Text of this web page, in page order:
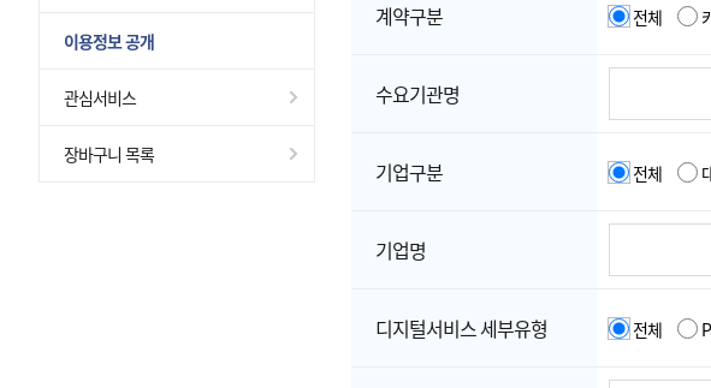
이용정보 공개
관심서비스
장바구니 목록
계약구분 전체
수요기관명
기업구분 전체
기업명
디지털서비스 세부유형 전체